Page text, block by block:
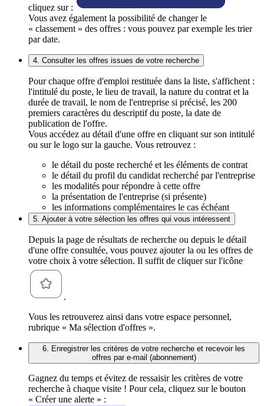
cliquez sur :
Vous avez également la possibilité de changer le
« classement » des offres : vous pouvez par exemple les trier
par date.
4. Consulter les offres issues de votre recherche
Pour chaque offre d'emploi restituée dans la liste, s'affichent :
l'intitulé du poste, le lieu de travail, la nature du contrat et la
durée de travail, le nom de l'entreprise si précisé, les 200
premiers caractères du descriptif du poste, la date de
publication de l'offre.
Vous accédez au détail d'une offre en cliquant sur son intitulé
ou sur le logo sur la gauche. Vous retrouvez :
le détail du poste recherché et les éléments de contrat
le détail du profil du candidat recherché par l'entreprise
les modalités pour répondre à cette offre
la présentation de l'entreprise (si présente)
les informations complémentaires le cas échéant
5. Ajouter à votre sélection les offres qui vous intéressent
Depuis la page de résultats de recherche ou depuis le détail
d'une offre consultée, vous pouvez ajouter la ou les offres de
votre choix à votre sélection. Il suffit de cliquer sur l'icône
.
Vous les retrouverez ainsi dans votre espace personnel,
rubrique « Ma sélection d'offres ».
6. Enregistrer les critères de votre recherche et recevoir les
offres par e-mail (abonnement)
Gagnez du temps et évitez de ressaisir les critères de votre
recherche à chaque visite ! Pour cela, cliquez sur le bouton
« Créer une alerte » :